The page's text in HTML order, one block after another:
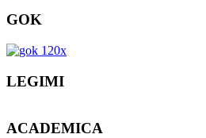
GOK
LEGIMI
ACADEMICA